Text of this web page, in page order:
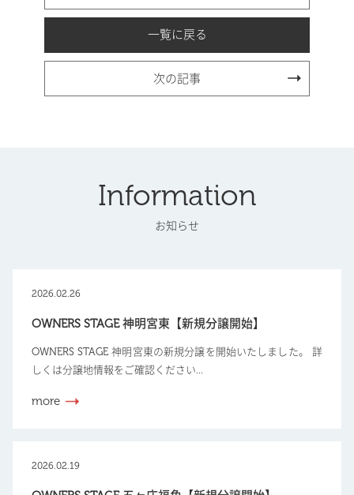
一覧に戻る
次の記事
Information
お知らせ
2026.02.26
OWNERS STAGE 神明宮東【新規分譲開始】
OWNERS STAGE 神明宮東の新規分譲を開始いたしました。 詳
しくは分譲地情報をご確認ください...
more
2026.02.19